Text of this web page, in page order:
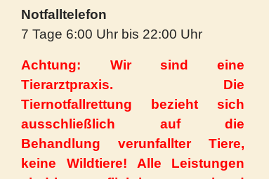
Notfalltelefon
7 Tage 6:00 Uhr bis 22:00 Uhr
Achtung: Wir sind eine
Tierarztpraxis. Die
Tiernotfallrettung bezieht sich
ausschließlich auf die
Behandlung verunfallter Tiere,
keine Wildtiere! Alle Leistungen